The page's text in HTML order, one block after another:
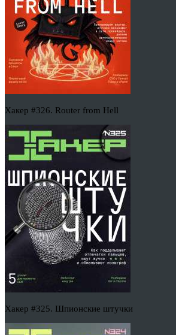
Хакер #326. Router from Hell
Хакер #325. Шпионские штучки